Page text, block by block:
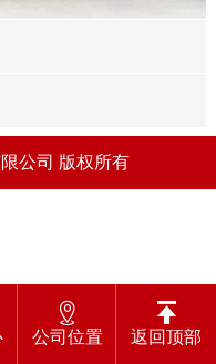
公司 版权所有
公司位置 返回顶部